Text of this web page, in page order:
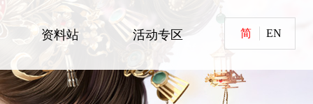
简 EN
资料站 活动专区